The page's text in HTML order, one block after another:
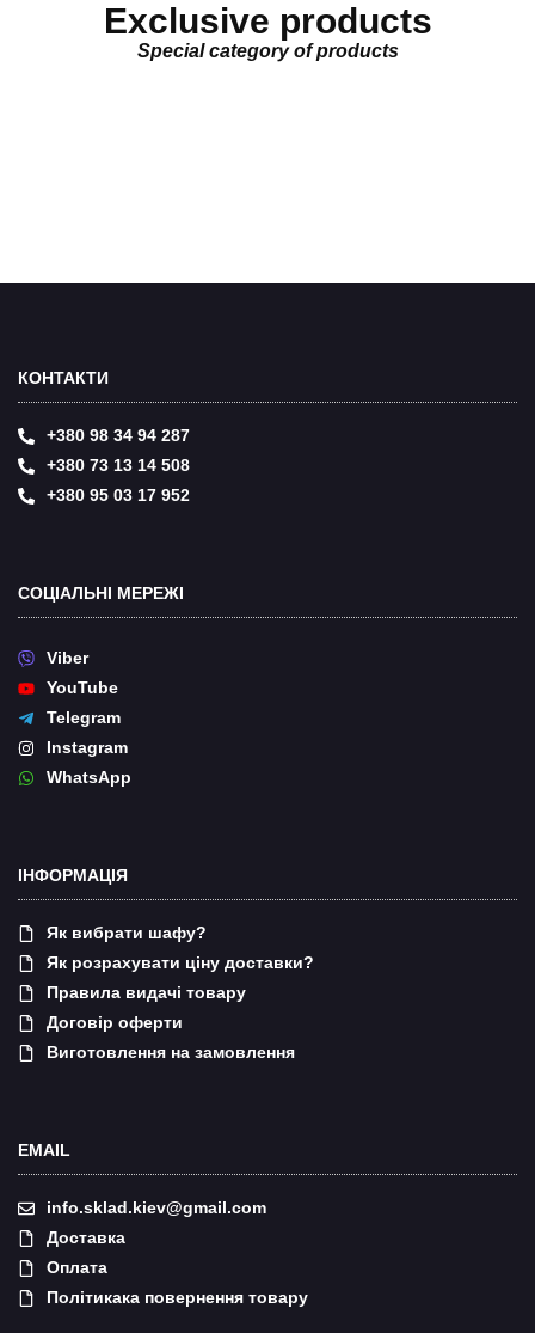
Exclusive products
Special category of products
КОНТАКТИ
+380 98 34 94 287
+380 73 13 14 508
+380 95 03 17 952
СОЦІАЛЬНІ МЕРЕЖІ
Viber
YouTube
Telegram
Instagram
WhatsApp
ІНФОРМАЦІЯ
Як вибрати шафу?
Як розрахувати ціну доставки?
Правила видачі товару
Договір оферти
Виготовлення на замовлення
EMAIL
info.sklad.kiev@gmail.com
Доставка
Оплата
Політикака повернення товару